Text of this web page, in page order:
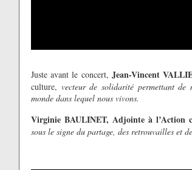
Juste avant le concert, Jean-Vincent
culture, vecteur de solidarité permettant de
monde dans lequel nous vivons.
Virginie BAULINET, Adjointe à l’Action
sous le signe du partage, des retrouvailles et